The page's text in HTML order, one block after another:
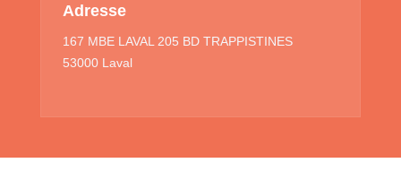
Adresse
167 MBE LAVAL 205 BD TRAPPISTINES
53000 Laval